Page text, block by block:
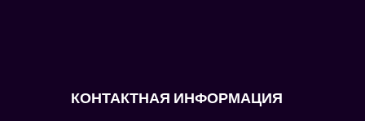
КОНТАКТНАЯ ИНФОРМАЦИЯ